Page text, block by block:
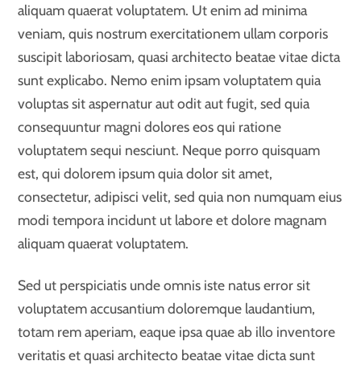
aliquam quaerat voluptatem. Ut enim ad minima
veniam, quis nostrum exercitationem ullam corporis
suscipit laboriosam, quasi architecto beatae vitae dicta
sunt explicabo. Nemo enim ipsam voluptatem quia
voluptas sit aspernatur aut odit aut fugit, sed quia
consequuntur magni dolores eos qui ratione
voluptatem sequi nesciunt. Neque porro quisquam
est, qui dolorem ipsum quia dolor sit amet,
consectetur, adipisci velit, sed quia non numquam eius
modi tempora incidunt ut labore et dolore magnam
aliquam quaerat voluptatem.
Sed ut perspiciatis unde omnis iste natus error sit
voluptatem accusantium doloremque laudantium,
totam rem aperiam, eaque ipsa quae ab illo inventore
veritatis et quasi architecto beatae vitae dicta sunt